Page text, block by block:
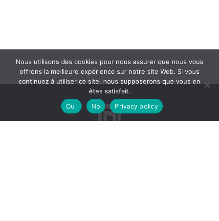
Nous utilisons des cookies pour nous assurer que nous vous
offrons la meilleure expérience sur notre site Web. Si vous
continuez à utiliser ce site, nous supposerons que vous en
êtes satisfait.
Oui
No Privacy policy